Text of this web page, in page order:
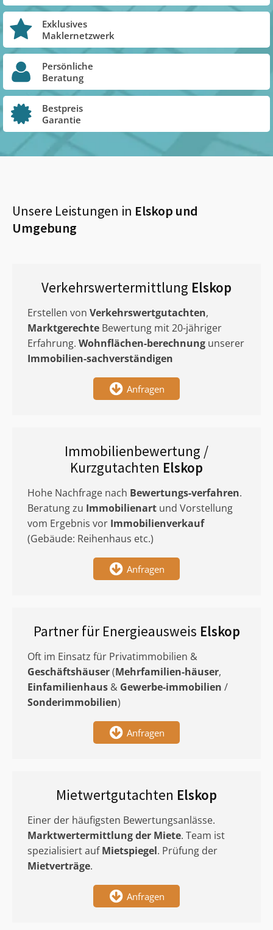
Exklusives
Maklernetzwerk
Persönliche
Beratung
Bestpreis
Garantie
Unsere Leistungen in Elskop und
Umgebung
Verkehrswertermittlung Elskop
Erstellen von Verkehrswertgutachten,
Marktgerechte Bewertung mit 20-jähriger
Erfahrung. Wohnflächen-berechnung unserer
Immobilien-sachverständigen
Anfragen
Immobilienbewertung /
Kurzgutachten Elskop
Hohe Nachfrage nach Bewertungs-verfahren.
Beratung zu Immobilienart und Vorstellung
vom Ergebnis vor Immobilienverkauf
(Gebäude: Reihenhaus etc.)
Anfragen
Partner für Energieausweis Elskop
Oft im Einsatz für Privatimmobilien &
Geschäftshäuser(Mehrfamilien-häuser,
Einfamilienhaus & Gewerbe-immobilien /
Sonderimmobilien)
Anfragen
Mietwertgutachten Elskop
Einer der häufigsten Bewertungsanlässe.
Marktwertermittlungder Miete. Team ist
spezialisiert aufMietspiegel. Prüfung der
Mietverträge.
Anfragen